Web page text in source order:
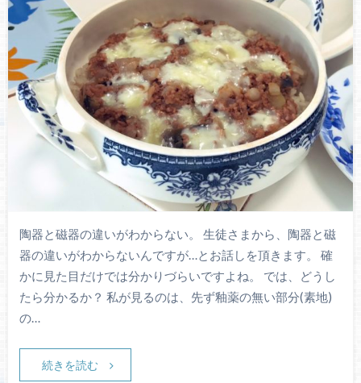
陶器と磁器の違いがわからない。 生徒さまから、陶器と磁
器の違いがわからないんですが…とお話しを頂きます。 確
かに見た目だけでは分かりづらいですよね。 では、どうし
たら分かるか？ 私が見るのは、先ず釉薬の無い部分(素地)
の…
続きを読む